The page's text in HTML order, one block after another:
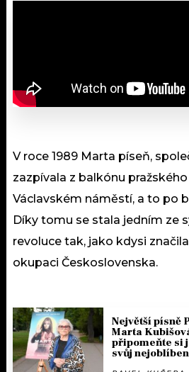
V roce 1989 Marta píseň,
zazpívala z balkónu
Václavském náměstí, a to po
Díky tomu se stala jedním ze
revoluce tak, jako kdysi
okupaci Československa.
Největší písně
Marta
připomeňte si
svůj